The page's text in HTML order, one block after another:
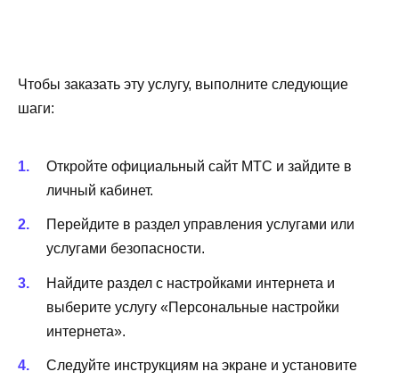
Чтобы заказать эту услугу, выполните следующие
шаги:
Откройте официальный сайт МТС и зайдите в
личный кабинет.
Перейдите в раздел управления услугами или
услугами безопасности.
Найдите раздел с настройками интернета и
выберите услугу «Персональные настройки
интернета».
Следуйте инструкциям на экране и установите